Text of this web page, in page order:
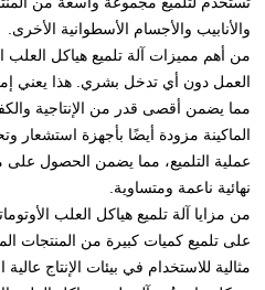
والأنابيب والأجسام الأسطوانية الأخرى.
من أهم مميزات آلة تلميع هياكل العلب
العمل دون أي تدخل بشري. هذا يعني
مما يضمن أقصى قدر من الإنتاجية
الماكينة مزودة أيضًا بأجهزة
عملية التلميع، مما يضمن الحصول على
نهائية ناعمة ومتساوية.
من مزايا آلة تلميع هياكل العلب
على تلميع كميات كبيرة من المنتجات
مثالية للاستخدام في بيئات الإنتاج عالية